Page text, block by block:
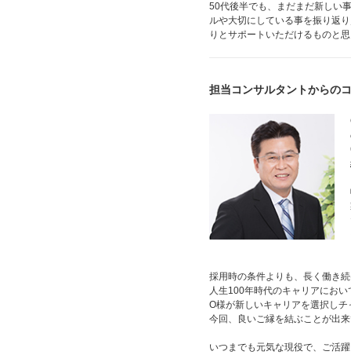
50代後半でも、まだまだ新しい
ルや大切にしている事を振り返
りとサポートいただけるものと
担当コンサルタントからの
採用時の条件よりも、長く働き
人生100年時代のキャリアにおい
O様が新しいキャリアを選択し
今回、良いご縁を結ぶことが出
いつまでも元気な現役で、ご活